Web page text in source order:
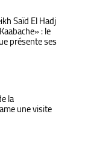
Saïd El Hadj
: le
présente ses
la
une visite